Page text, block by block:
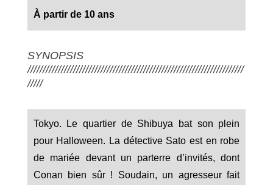
À partir de 10 ans
SYNOPSIS
///////////////////////////////////////////////////////////////////////
/////
Tokyo. Le quartier de Shibuya bat son plein
pour Halloween. La détective Sato est en robe
de mariée devant un parterre d’invités, dont
Conan bien sûr ! Soudain, un agresseur fait